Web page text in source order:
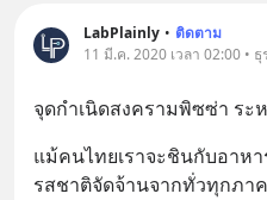
LabPlainly • ติดตาม
11 มี.ค. 2020 เวลา 02:00 • ธุ
จุดกำเนิดสงครามพิซซ่า ระห
แม้คนไทยเราจะชินกับอาห
รสชาติจัดจ้านจากทั่วทุกภา